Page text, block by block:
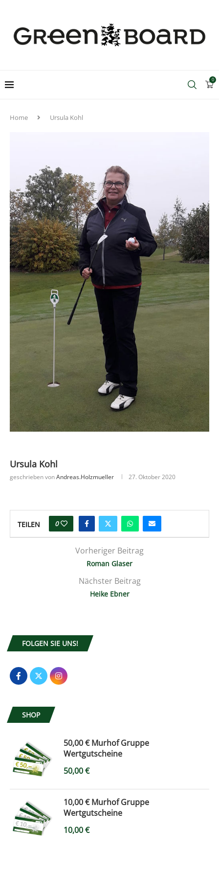
0
Home Ursula Kohl
Ursula Kohl
geschrieben vonAndreas.holzmueller 27. Oktober 2020
TEILEN 0
Vorheriger Beitrag
Roman Glaser
Nächster Beitrag
Heike Ebner
FOLGEN SIE UNS!
SHOP
50,00 € Murhof Gruppe
Wertgutscheine
50,00€
10,00 € Murhof Gruppe
Wertgutscheine
10,00€